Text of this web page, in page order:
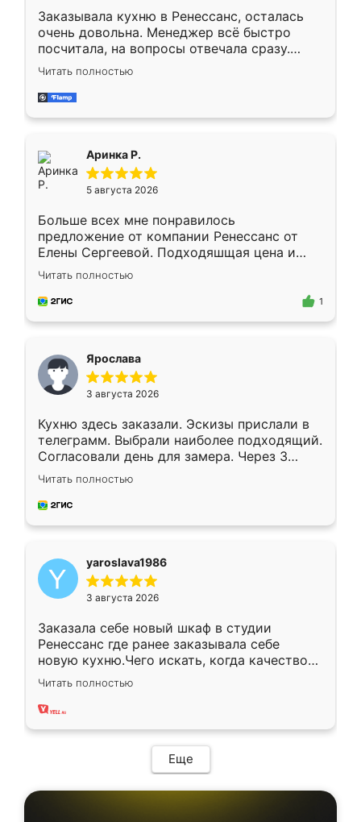
Заказывала кухню в Ренессанс, осталась
очень довольна. Менеджер всё быстро
посчитала, на вопросы отвечала сразу.
Замерщик приехал в субботу, подошёл к
делу со всей ответственностью. Собрали
за день, ребята работали аккуратно, даже
Читать полностью
Аринка Р.
5 августа 2026
Больше всех мне понравилось
предложение от компании Ренессанс от
Елены Сергеевой. Подходяшщая цена и
короткие сроки изготовления. Приехавший
для замера сотрудник Владислав
предложил по моему эскизу самый
Читать полностью
1
Ярослава
3 августа 2026
Кухню здесь заказали. Эскизы прислали в
телеграмм. Выбрали наиболее подходящий.
Согласовали день для замера. Через 3
недели кухня была уже готова. Остались
довольны работой. Спасибо Ренессанс
мебель за качественную работу!
Читать полностью
yaroslava1986
3 августа 2026
Заказала себе новый шкаф в студии
Ренессанс где ранее заказывала себе
новую кухню.Чего искать, когда качеством
вполне довольна. Служит кухня уже почти
два года, нареканий нет.
Читать полностью
Еще